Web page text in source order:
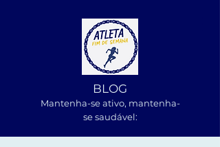
BLOG
Mantenha-se ativo, mantenha-
se saudável: